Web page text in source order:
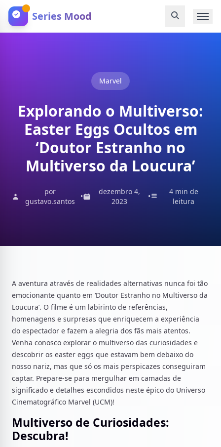
Series Mood
Marvel
Explorando o Multiverso:
Easter Eggs Ocultos em
‘Doutor Estranho no
Multiverso da Loucura’
por
gustavo.santos
•
dezembro 4,
2023
•
4 min de
leitura
A aventura através de realidades alternativas nunca foi tão
emocionante quanto em ‘Doutor Estranho no Multiverso da
Loucura’. O filme é um labirinto de referências,
homenagens e surpresas que enriquecem a experiência
do espectador e fazem a alegria dos fãs mais atentos.
Venha conosco explorar o multiverso das curiosidades e
descobrir os easter eggs que estavam bem debaixo do
nosso nariz, mas que só os mais perspicazes conseguiram
captar. Prepare-se para mergulhar em camadas de
significado e detalhes escondidos neste épico do Universo
Cinematográfico Marvel (UCM)!
Multiverso de Curiosidades:
Descubra!